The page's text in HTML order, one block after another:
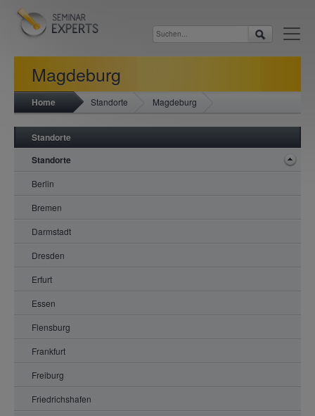
Magdeburg
Home Standorte Magdeburg
Standorte
Standorte
Berlin
Bremen
Darmstadt
Dresden
Erfurt
Essen
Flensburg
Frankfurt
Freiburg
Friedrichshafen